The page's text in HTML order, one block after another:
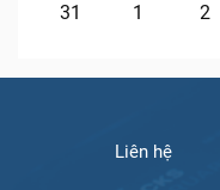
31 1 2
Liên hệ